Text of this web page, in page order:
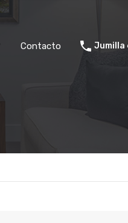
Contacto Jumilla